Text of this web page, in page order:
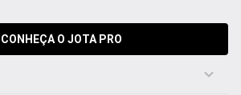
CONHEÇA O JOTA PRO